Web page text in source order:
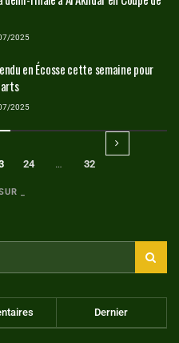
2025
en Écosse cette semaine pour
2025
_
24 … 32
Dernier